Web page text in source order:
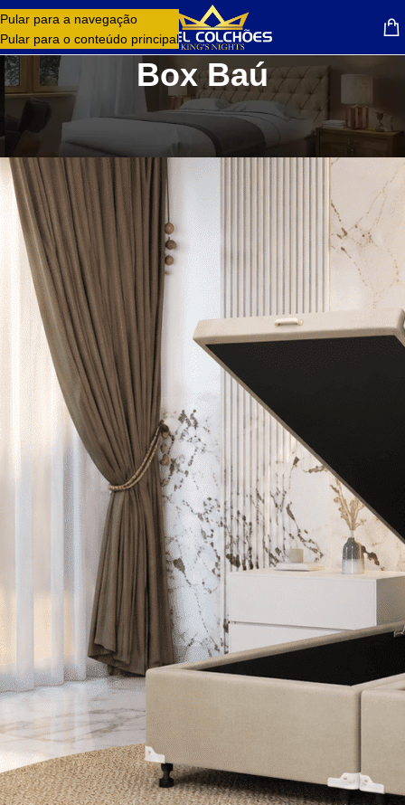
Pular para a navegação
Pular para o conteúdo principal
MENU
Box Baú